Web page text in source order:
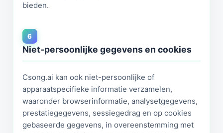
bieden.
6
Niet-persoonlijke gegevens en cookies
Csong.ai kan ook niet-persoonlijke of
apparaatspecifieke informatie verzamelen,
waaronder browserinformatie, analysetgegevens,
prestatiegegevens, sessiegedrag en op cookies
gebaseerde gegevens, in overeenstemming met